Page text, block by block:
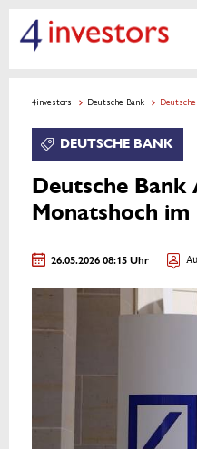
4investors Deutsche Bank Deutsche
DEUTSCHE BANK
Deutsche Bank
Monatshoch
26.05.2026 08:15 Uhr